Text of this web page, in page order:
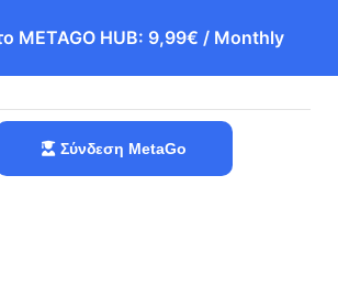
METAGO HUB: 9,99€ / Monthly
Σύνδεση MetaGo